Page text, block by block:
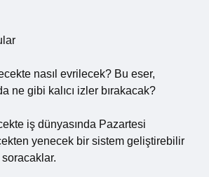
nasıl evrilecek? Bu eser,
ne gibi kalıcı izler bırakacak?
iş dünyasında Pazartesi
yenecek bir sistem geliştirebilir